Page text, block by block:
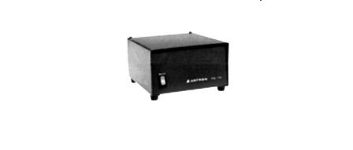
Portatiles Digital
ACCESORIOS
WAVE PTX